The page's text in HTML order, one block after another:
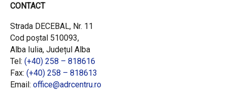
CONTACT
Strada DECEBAL, Nr. 11
Cod poștal 510093,
Alba Iulia, Județul Alba
Tel: (+40) 258 – 818616
Fax: (+40) 258 – 818613
Email: office@adrcentru.ro